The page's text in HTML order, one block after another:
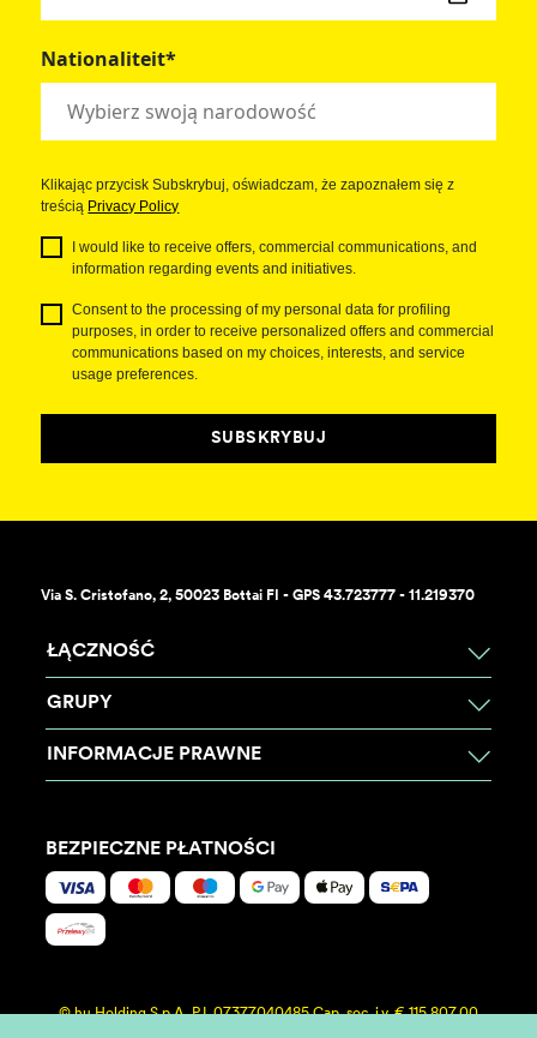
Nationaliteit*
Klikając przycisk Subskrybuj, oświadczam, że zapoznałem się z
treścią Privacy Policy
I would like to receive offers, commercial communications, and
information regarding events and initiatives.
Consent to the processing of my personal data for profiling
purposes, in order to receive personalized offers and commercial
communications based on my choices, interests, and service
usage preferences.
SUBSKRYBUJ
Via S. Cristofano, 2, 50023 Bottai FI - GPS 43.723777 - 11.219370
ŁĄCZNOŚĆ
GRUPY
INFORMACJE PRAWNE
BEZPIECZNE PŁATNOŚCI
© hu Holding S.p.A. P.I. 07377040485 Cap. soc. i.v. € 115.807,00